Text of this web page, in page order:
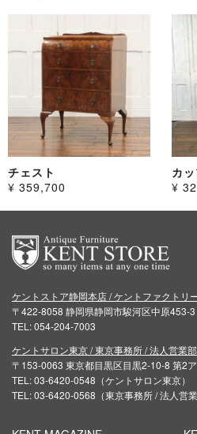
チェスト
¥ 359,700
カ
¥
ケントストア静岡本店 / ケントファクトリ
〒422-8058 静岡県静岡市駿河区中原453-3
TEL: 054-204-7003
ケントサロン東京 / 東京事務所 / 法人営業
〒153-0063 東京都目黒区目黒2-10-8 第2
TEL: 03-6420-0548（ケントサロン東京）
TEL: 03-6420-0568（東京事務所 / 法人営業